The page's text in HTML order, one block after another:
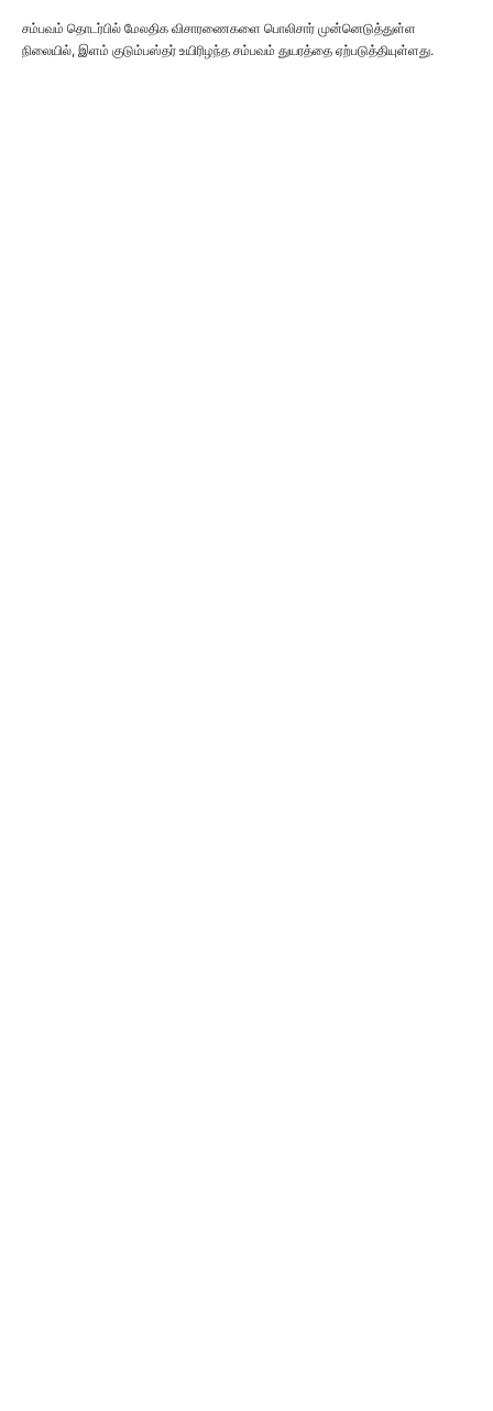
சம்பவம் தொடர்பில் மேலதிக விசாரணைகளை பொலிசார் முன்னெடுத்துள்ள
நிலையில், இளம் குடும்பஸ்தர் உயிரிழந்த சம்பவம் துயரத்தை ஏற்படுத்தியுள்ளது.